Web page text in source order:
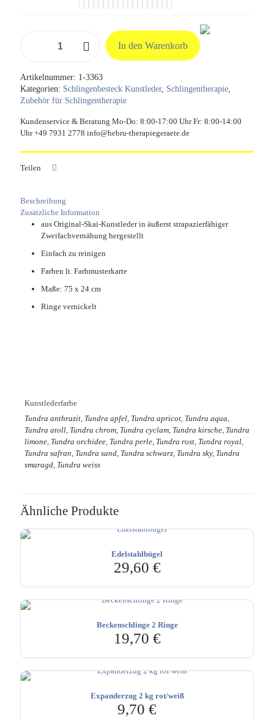
Original
Skai
Kunstleder
Menge
In den Warenkorb
Artikelnummer: 1-3363
Kategorien: Schlingenbesteck Kunstleder, Schlingentherapie,
Zubehör für Schlingentherapie
Kundenservice & Beratung Mo-Do: 8:00-17:00 Uhr Fr: 8:00-14:00
Uhr +49 7931 2778 info@hebru-therapiegeraete.de
Teilen
Beschreibung
Zusätzliche Information
aus Original-Skai-Kunstleder in äußerst strapazierfähiger
Zweifachvernähung hergestellt
Einfach zu reinigen
Farben lt. Farbmusterkarte
Maße: 75 x 24 cm
Ringe vernickelt
Kunstlederfarbe
Tundra anthrazit, Tundra apfel, Tundra apricot, Tundra aqua,
Tundra atoll, Tundra chrom, Tundra cyclam, Tundra kirsche, Tundra
limone, Tundra orchidee, Tundra perle, Tundra rost, Tundra royal,
Tundra safran, Tundra sand, Tundra schwarz, Tundra sky, Tundra
smaragd, Tundra weiss
Ähnliche Produkte
Edelstahlbügel
29,60 €
Beckenschlinge 2 Ringe
19,70 €
Expanderzug 2 kg rot/weiß
9,70 €